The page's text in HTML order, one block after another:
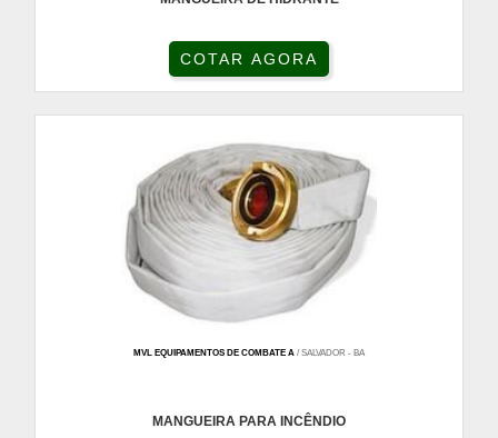
COTAR AGORA
MVL EQUIPAMENTOS DE COMBATE A / SALVADOR - BA
MANGUEIRA PARA INCÊNDIO